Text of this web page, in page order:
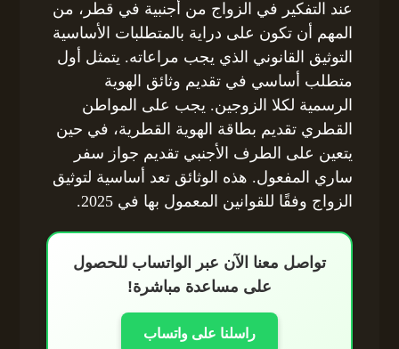
عند التفكير في الزواج من أجنبية في قطر، من
المهم أن تكون على دراية بالمتطلبات الأساسية
التوثيق القانوني الذي يجب مراعاته. يتمثل أول
متطلب أساسي في تقديم وثائق الهوية
الرسمية لكلا الزوجين. يجب على المواطن
القطري تقديم بطاقة الهوية القطرية، في حين
يتعين على الطرف الأجنبي تقديم جواز سفر
ساري المفعول. هذه الوثائق تعد أساسية لتوثيق
الزواج وفقًا للقوانين المعمول بها في 2025.
تواصل معنا الآن عبر الواتساب للحصول
على مساعدة مباشرة!
راسلنا على واتساب